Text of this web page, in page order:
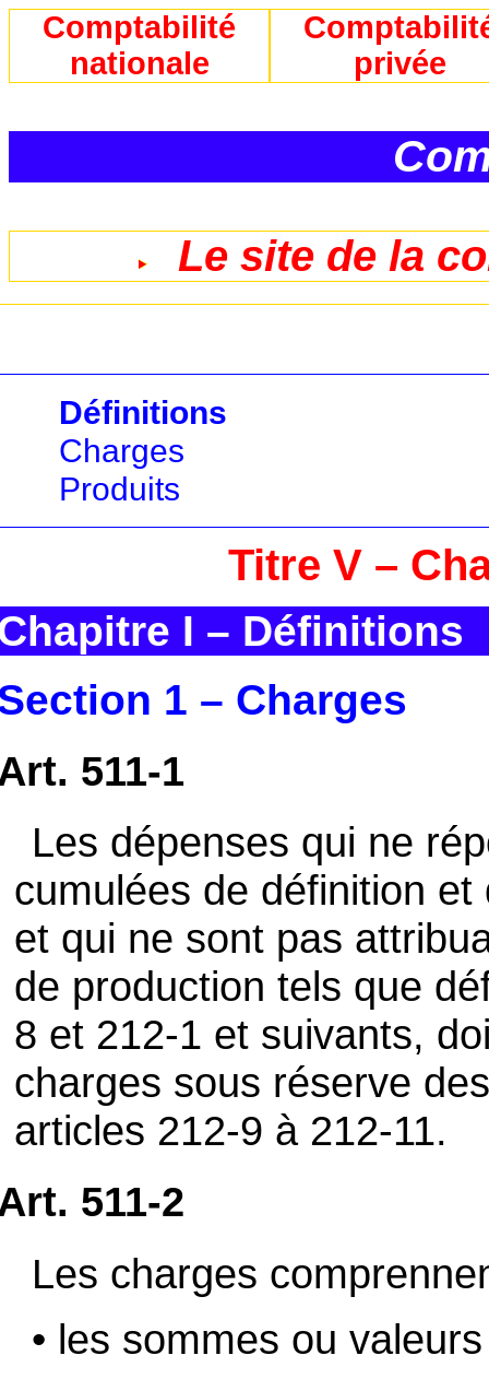
Comptabilité
nationale
privée
Le site de la
Définitions
Charges
Produits
Titre V –
I – Définitions
1 – Charges
511-1
Les dépenses qui ne
cumulées de définition
et qui ne sont pas
de production tels que
8 et 212-1 et suivants,
charges sous réserve
articles 212-9 à 212-11.
511-2
Les charges
• les sommes ou